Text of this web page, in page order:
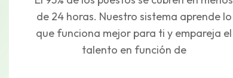
de 24 horas. Nuestro sistema aprende lo
que funciona mejor para ti y empareja el
talento en función de